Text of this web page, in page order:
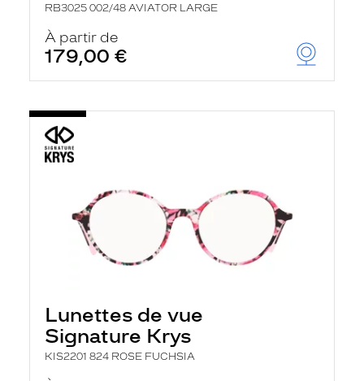
RB3025 002/48 AVIATOR LARGE
À partir de
179,00 €
Lunettes de vue
Signature Krys
KIS2201 824 ROSE FUCHSIA